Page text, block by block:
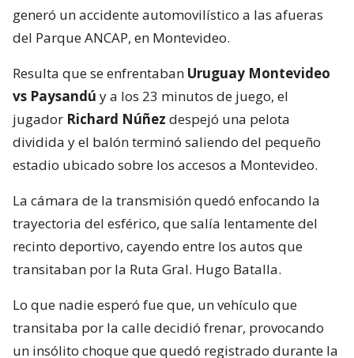
generó un accidente automovilístico a las afueras
del Parque ANCAP, en Montevideo.
Resulta que se enfrentaban Uruguay Montevideo
vs Paysandú y a los 23 minutos de juego, el
jugador Richard Núñez despejó una pelota
dividida y el balón terminó saliendo del pequeño
estadio ubicado sobre los accesos a Montevideo.
La cámara de la transmisión quedó enfocando la
trayectoria del esférico, que salía lentamente del
recinto deportivo, cayendo entre los autos que
transitaban por la Ruta Gral. Hugo Batalla.
Lo que nadie esperó fue que, un vehículo que
transitaba por la calle decidió frenar, provocando
un insólito choque que quedó registrado durante la